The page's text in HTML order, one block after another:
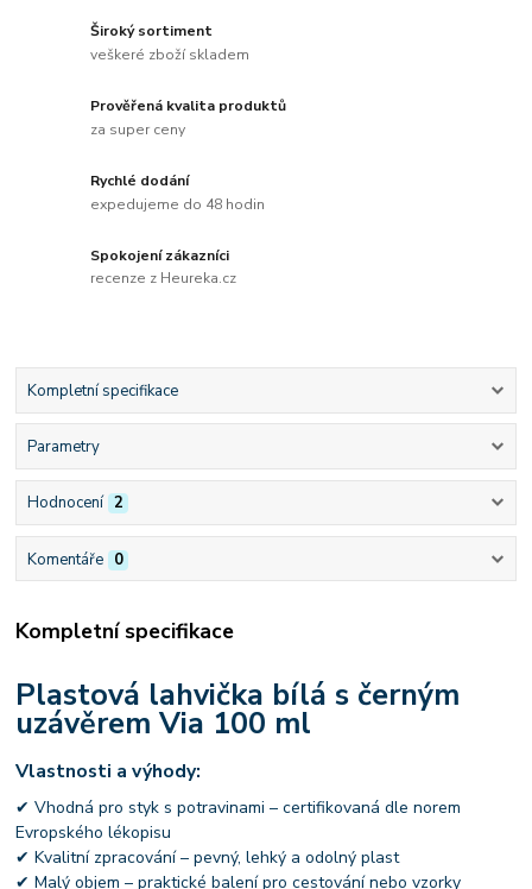
Široký sortiment
veškeré zboží skladem
Prověřená kvalita produktů
za super ceny
Rychlé dodání
expedujeme do 48 hodin
Spokojení zákazníci
recenze z Heureka.cz
Kompletní specifikace
Parametry
Hodnocení 2
Komentáře 0
Kompletní specifikace
Plastová lahvička bílá s černým
uzávěrem Via 100 ml
Vlastnosti a výhody:
✔ Vhodná pro styk s potravinami – certifikovaná dle norem
Evropského lékopisu
✔ Kvalitní zpracování – pevný, lehký a odolný plast
✔ Malý objem – praktické balení pro cestování nebo vzorky